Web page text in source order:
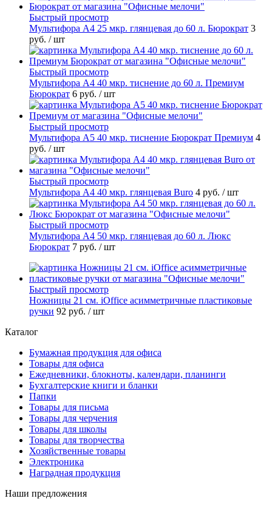
Быстрый просмотр
Мультифора А4 25 мкр. глянцевая до 60 л. Бюрократ 3
руб. / шт
Быстрый просмотр
Мультифора А4 40 мкр. тиснение до 60 л. Премиум
Бюрократ 6 руб. / шт
Быстрый просмотр
Мультифора А5 40 мкр. тиснение Бюрократ Премиум 4
руб. / шт
Быстрый просмотр
Мультифора А4 40 мкр. глянцевая Buro 4 руб. / шт
Быстрый просмотр
Мультифора А4 50 мкр. глянцевая до 60 л. Люкс
Бюрократ 7 руб. / шт
Быстрый просмотр
Ножницы 21 см. iOffice асимметричные пластиковые
ручки 92 руб. / шт
Каталог
Бумажная продукция для офиса
Товары для офиса
Ежедневники, блокноты, календари, планинги
Бухгалтерские книги и бланки
Папки
Товары для письма
Товары для черчения
Товары для школы
Товары для творчества
Хозяйственные товары
Электроника
Наградная продукция
Наши предложения